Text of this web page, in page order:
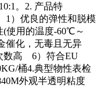
。2. 产品特
性和脱模
使用的温度-60℃～
化，无毒且无异
数高 6）符合EU
桶4.典型物性表检
外观半透明粘度